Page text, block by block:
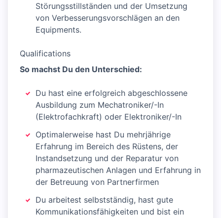
Störungsstillständen und der Umsetzung
von Verbesserungsvorschlägen an den
Equipments.
Qualifications
So machst Du den Unterschied:
Du hast eine erfolgreich abgeschlossene
Ausbildung zum Mechatroniker/-In
(Elektrofachkraft) oder Elektroniker/-In
Optimalerweise hast Du mehrjährige
Erfahrung im Bereich des Rüstens, der
Instandsetzung und der Reparatur von
pharmazeutischen Anlagen und Erfahrung in
der Betreuung von Partnerfirmen
Du arbeitest selbstständig, hast gute
Kommunikationsfähigkeiten und bist ein